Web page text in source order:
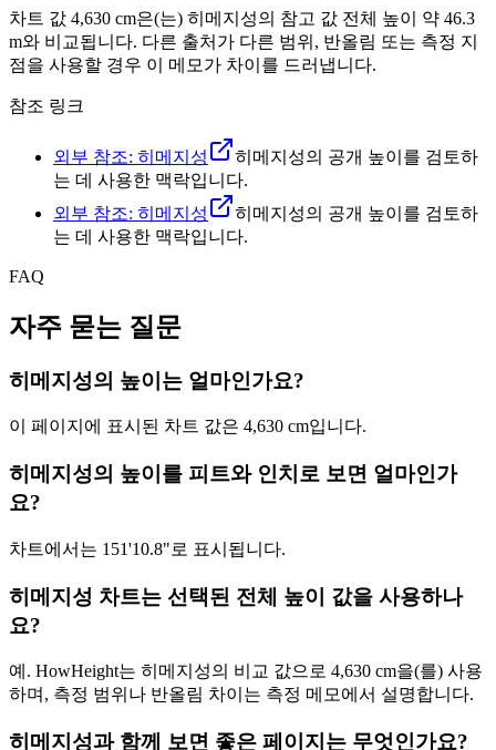
차트 값 4,630 cm은(는) 히메지성의 참고 값 전체 높이 약 46.3
m와 비교됩니다. 다른 출처가 다른 범위, 반올림 또는 측정 지
점을 사용할 경우 이 메모가 차이를 드러냅니다.
참조 링크
외부 참조: 히메지성
히메지성의 공개 높이를 검토하
는 데 사용한 맥락입니다.
외부 참조: 히메지성
히메지성의 공개 높이를 검토하
는 데 사용한 맥락입니다.
FAQ
자주 묻는 질문
히메지성의 높이는 얼마인가요?
이 페이지에 표시된 차트 값은 4,630 cm입니다.
히메지성의 높이를 피트와 인치로 보면 얼마인가
요?
차트에서는 151'10.8"로 표시됩니다.
히메지성 차트는 선택된 전체 높이 값을 사용하나
요?
예. HowHeight는 히메지성의 비교 값으로 4,630 cm을(를) 사용
하며, 측정 범위나 반올림 차이는 측정 메모에서 설명합니다.
히메지성과 함께 보면 좋은 페이지는 무엇인가요?